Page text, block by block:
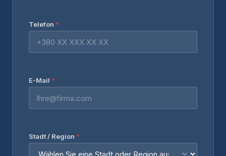
Telefon *
E-Mail *
Stadt / Region *